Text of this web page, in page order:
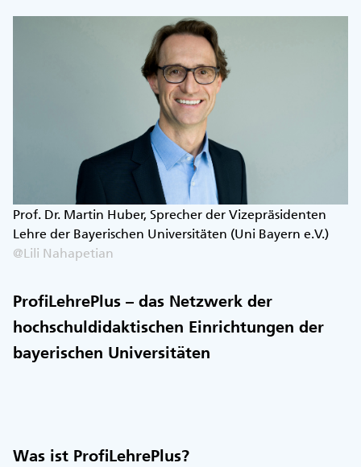
Prof. Dr. Martin Huber, Sprecher der Vizepräsidenten
Lehre der Bayerischen Universitäten (Uni Bayern e.V.)
@Lili Nahapetian
ProfiLehrePlus – das Netzwerk der
hochschuldidaktischen Einrichtungen der
bayerischen Universitäten
Was ist ProfiLehrePlus?